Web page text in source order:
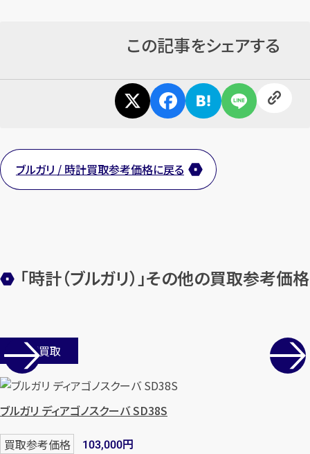
この記事をシェアする
ブルガリ / 時計買取参考価格に戻る
「時計（ブルガリ）」その他の買取参考価格
店舗買取
ブルガリ ディアゴノスクーバ SD38S
買取参考価格 103,000円